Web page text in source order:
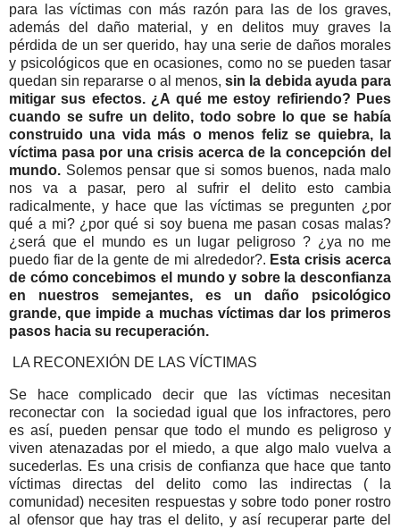
para las víctimas con más razón para las de los graves,
además del daño material, y en delitos muy graves la
pérdida de un ser querido, hay una serie de daños morales
y psicológicos que en ocasiones, como no se pueden tasar
quedan sin repararse o al menos,sin la debida ayuda para
mitigar sus efectos. ¿A qué me estoy refiriendo? Pues
cuando se sufre un delito, todo sobre lo que se había
construido una vida más o menos feliz se quiebra, la
víctima pasa por una crisis acerca de la concepción del
mundo. Solemos pensar que si somos buenos, nada malo
nos va a pasar, pero al sufrir el delito esto cambia
radicalmente, y hace que las víctimas se pregunten ¿por
qué a mi? ¿por qué si soy buena me pasan cosas malas?
¿será que el mundo es un lugar peligroso ? ¿ya no me
puedo fiar de la gente de mi alrededor?. Esta crisis acerca
de cómo concebimos el mundo y sobre la desconfianza
en nuestros semejantes, es un daño psicológico
grande, que impide a muchas víctimas dar los primeros
pasos hacia su recuperación.
LA RECONEXIÓN DE LAS VÍCTIMAS
Se hace complicado decir que las víctimas necesitan
reconectar con la sociedad igual que los infractores, pero
es así, pueden pensar que todo el mundo es peligroso y
viven atenazadas por el miedo, a que algo malo vuelva a
sucederlas. Es una crisis de confianza que hace que tanto
víctimas directas del delito como las indirectas ( la
comunidad) necesiten respuestas y sobre todo poner rostro
al ofensor que hay tras el delito, y así recuperar parte del